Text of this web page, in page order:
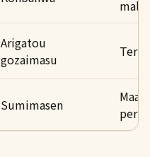
Arigatou
gozaimasu
Sumimasen
Maaf